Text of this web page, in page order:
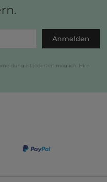
Anmelden
ist jederzeit möglich. Hier